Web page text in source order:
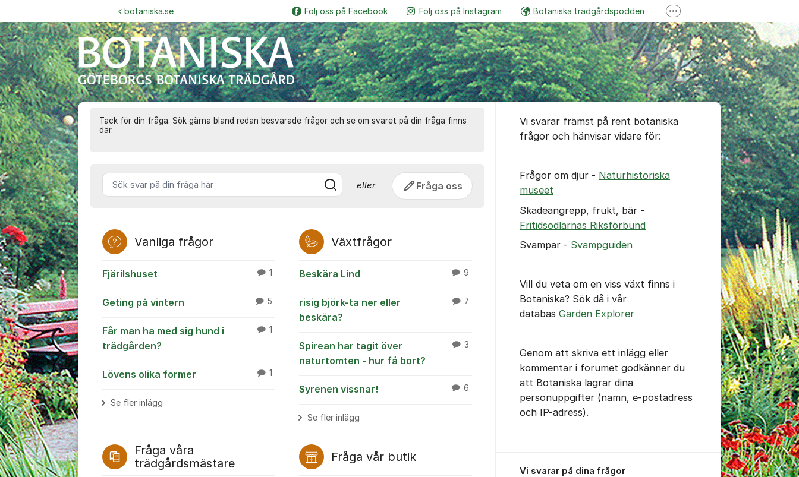
Botaniska Trädgården - Göteborgs
botaniska.se Följ oss på Facebook Följ oss på Instagram Botaniska trädgårdspodden
Botaniskas vänner Följ oss på YouTube Garden Explorer
Fler supportlänkar
Tack för din fråga. Sök gärna bland redan besvarade frågor och se om svaret på din fråga finns
där.
Sök svar på din fråga här
eller Fråga oss
Vanliga frågor
Fjärilshuset 1
Geting på vintern 5
Får man ha med sig hund i
trädgården?
1
Lövens olika former 1
Se fler inlägg
Växtfrågor
Beskära Lind 9
risig björk-ta ner eller
beskära?
7
Spirean har tagit över
naturtomten - hur få bort?
3
Syrenen vissnar! 6
Se fler inlägg
Fråga våra
trädgårdsmästare
Fråga vår butik
Vi svarar främst på rent botaniska
frågor och hänvisar vidare för:
Frågor om djur - Naturhistoriska
museet
Skadeangrepp, frukt, bär -
Fritidsodlarnas Riksförbund
Svampar - Svampguiden
Vill du veta om en viss växt finns i
Botaniska? Sök då i vår
databas Garden Explorer
Genom att skriva ett inlägg eller
kommentar i forumet godkänner du
att Botaniska lagrar dina
personuppgifter (namn, e-postadress
och IP-adress).
Vi svarar på dina frågor